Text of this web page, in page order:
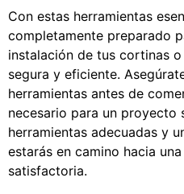
Con estas herramientas
completamente preparado
instalación de tus cortinas
segura y eficiente.
herramientas antes de
necesario para un proyecto
herramientas adecuadas y
estarás en camino hacia
satisfactoria.